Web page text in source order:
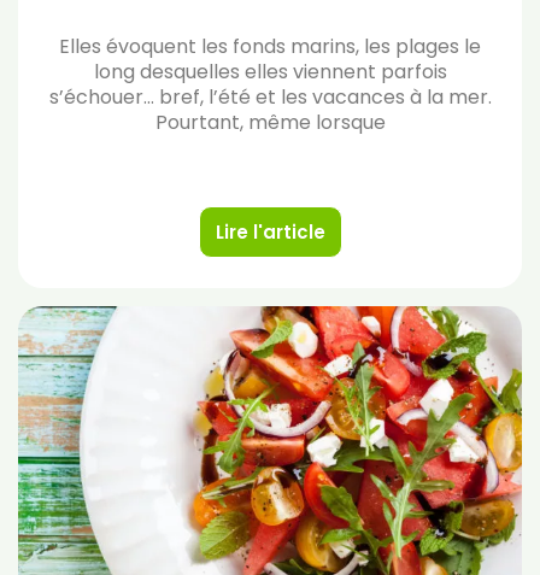
Elles évoquent les fonds marins, les plages le
long desquelles elles viennent parfois
s’échouer… bref, l’été et les vacances à la mer.
Pourtant, même lorsque
Lire l'article